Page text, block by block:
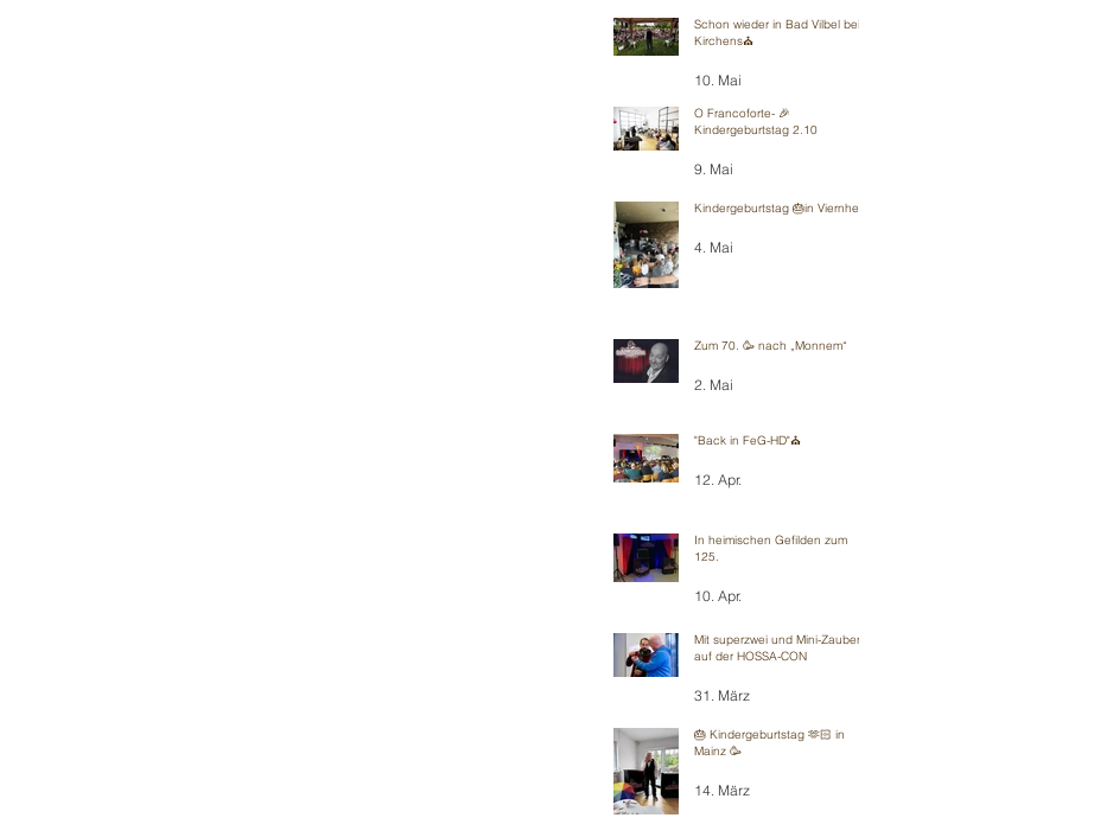
Schon wieder in Bad Vilbel bei
Kirchens⛪️
10. Mai
O Francoforte- 🎉
Kindergeburtstag 2.10
9. Mai
Kindergeburtstag 🎂in Viernheim
4. Mai
Zum 70. 🥳 nach „Monnem“
2. Mai
"Back in FeG-HD"⛪️
12. Apr.
In heimischen Gefilden zum
125.
10. Apr.
Mit superzwei und Mini-Zauberei
auf der HOSSA-CON
31. März
🎂 Kindergeburtstag 🫶🏻 in
Mainz 🥳
14. März